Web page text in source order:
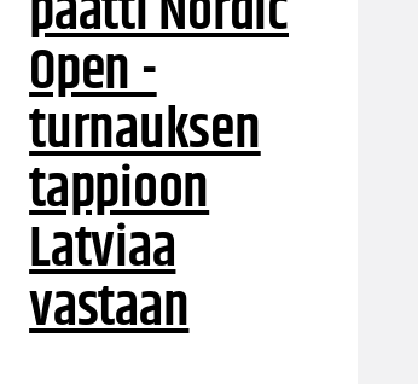
Open -
turnauksen
tappioon
Latviaa
vastaan